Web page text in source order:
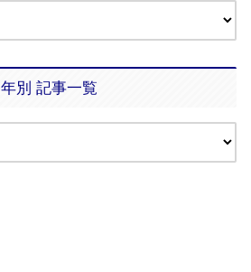
年別 記事一覧